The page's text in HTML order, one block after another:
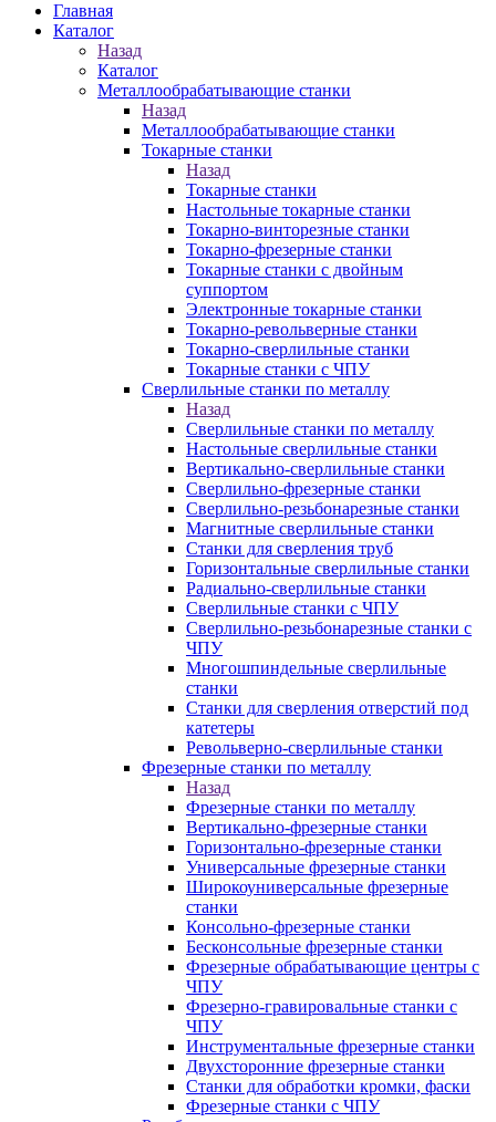
Главная
Каталог
Назад
Каталог
Металлообрабатывающие станки
Назад
Металлообрабатывающие станки
Токарные станки
Назад
Токарные станки
Настольные токарные станки
Токарно-винторезные станки
Токарно-фрезерные станки
Токарные станки с двойным
суппортом
Электронные токарные станки
Токарно-револьверные станки
Токарно-сверлильные станки
Токарные станки с ЧПУ
Сверлильные станки по металлу
Назад
Сверлильные станки по металлу
Настольные сверлильные станки
Вертикально-сверлильные станки
Сверлильно-фрезерные станки
Сверлильно-резьбонарезные станки
Магнитные сверлильные станки
Станки для сверления труб
Горизонтальные сверлильные станки
Радиально-сверлильные станки
Сверлильные станки с ЧПУ
Сверлильно-резьбонарезные станки с
ЧПУ
Многошпиндельные сверлильные
станки
Станки для сверления отверстий под
катетеры
Револьверно-сверлильные станки
Фрезерные станки по металлу
Назад
Фрезерные станки по металлу
Вертикально-фрезерные станки
Горизонтально-фрезерные станки
Универсальные фрезерные станки
Широкоуниверсальные фрезерные
станки
Консольно-фрезерные станки
Бесконсольные фрезерные станки
Фрезерные обрабатывающие центры с
ЧПУ
Фрезерно-гравировальные станки с
ЧПУ
Инструментальные фрезерные станки
Двухсторонние фрезерные станки
Станки для обработки кромки, фаски
Фрезерные станки с ЧПУ